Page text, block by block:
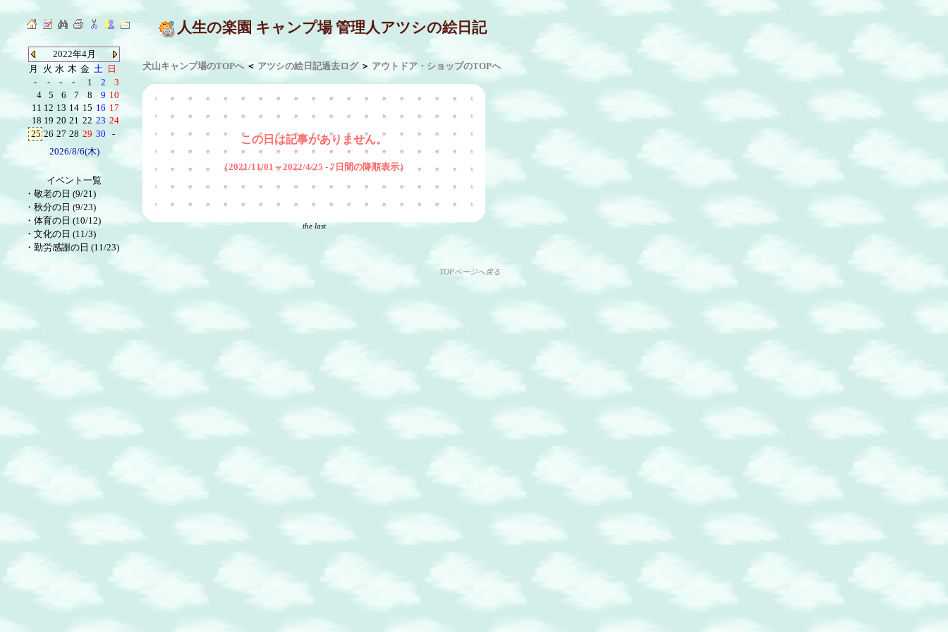
2022年4月
月
火 水 木 金 土 日
-
- - - 1 2
3
4
5 6 7 8 9 10
11 12 13 14 15 16 17
18 19 20 21 22 23 24
25 26 27 28 29 30
-
2026/8/6(木)
イベント一覧
・ 敬老の日 (9/21)
・ 秋分の日 (9/23)
・ 体育の日 (10/12)
・ 文化の日 (11/3)
・ 勤労感謝の日 (11/23)
人生の楽園 キャンプ場 管理人アツシの絵日記
犬山キャンプ場のTOPへ＜ アツシの絵日記過去ログ＞ アウトドア・ショップのTOPへ
この日は記事がありません。
（2021/11/01～2022/4/25 - 7日間の降順表示）
the last
TOPページへ戻る